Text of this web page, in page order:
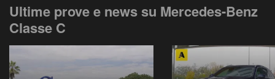
Ultime prove e news su Mercedes-Benz
Classe C